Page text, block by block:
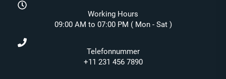
Working Hours
09:00 AM to 07:00 PM ( Mon - Sat )
Telefonnummer
+11 231 456 7890